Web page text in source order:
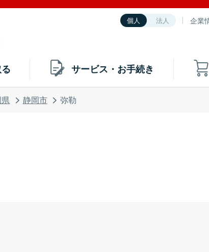
個人 法人 企業
サービス・お手続き
静岡市 弥勒